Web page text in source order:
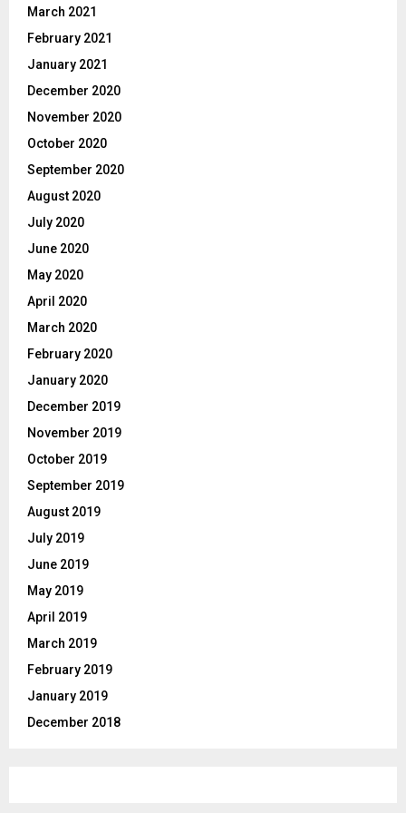
March 2021
February 2021
January 2021
December 2020
November 2020
October 2020
September 2020
August 2020
July 2020
June 2020
May 2020
April 2020
March 2020
February 2020
January 2020
December 2019
November 2019
October 2019
September 2019
August 2019
July 2019
June 2019
May 2019
April 2019
March 2019
February 2019
January 2019
December 2018